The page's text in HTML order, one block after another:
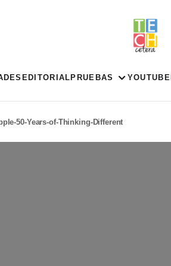
EDITORIAL PRUEBAS YOUTUBE
50-Years-of-Thinking-Different